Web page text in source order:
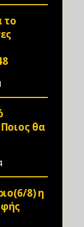
το
θα
8) η